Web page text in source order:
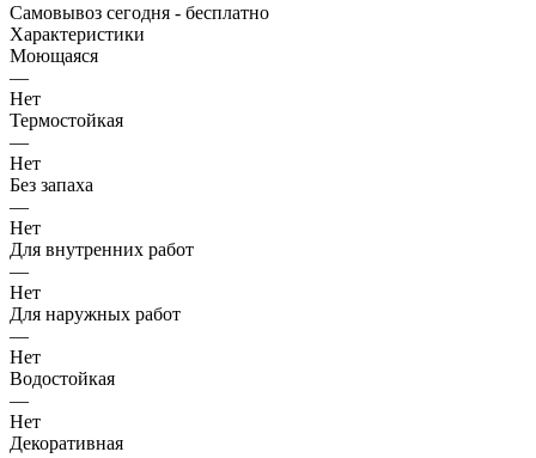
Самовывоз сегодня - бесплатно
Характеристики
Моющаяся
—
Нет
Термостойкая
—
Нет
Без запаха
—
Нет
Для внутренних работ
—
Нет
Для наружных работ
—
Нет
Водостойкая
—
Нет
Декоративная